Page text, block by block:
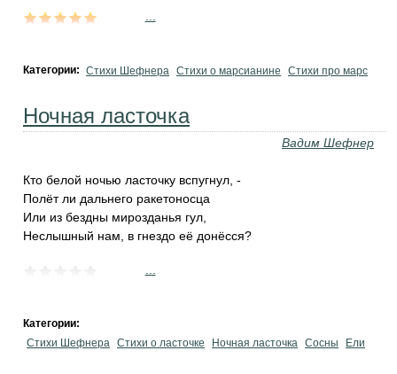
Категории: Стихи Шефнера Стихи о марсианине Стихи про марс
Ночная ласточка
Вадим Шефнер
Кто белой ночью ласточку вспугнул, -
Полёт ли дальнего ракетоносца
Или из бездны мирозданья гул,
Неслышный нам, в гнездо её донёсся?
Категории:
Стихи Шефнера Стихи о ласточке Ночная ласточка Сосны Ели